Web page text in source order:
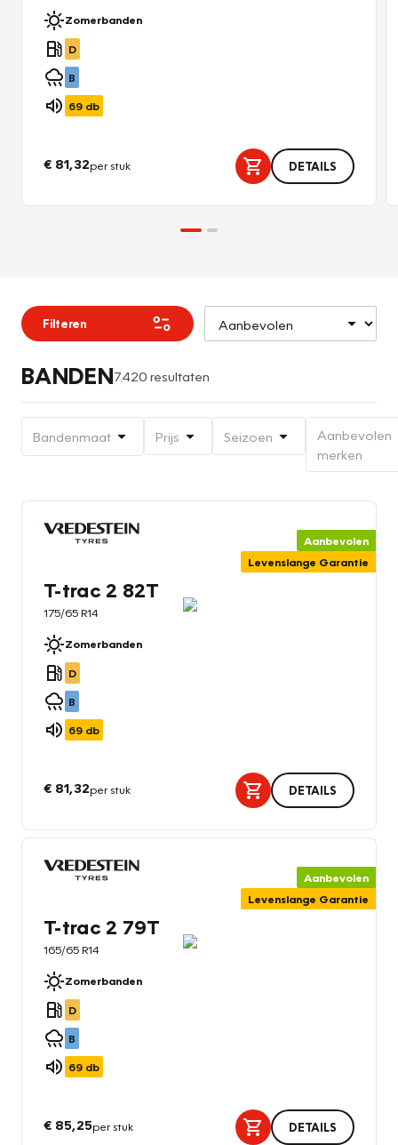
Zomerbanden
D
B
69 db
€ 81,32per stuk DETAILS
Filteren
BANDEN7.420 resultaten
Bandenmaat Prijs Seizoen
Aanbevolen
merken
Aanbevolen
Levenslange Garantie
T-trac 2 82T
175/65 R14
Zomerbanden
D
B
69 db
€ 81,32per stuk DETAILS
Aanbevolen
Levenslange Garantie
T-trac 2 79T
165/65 R14
Zomerbanden
D
B
69 db
€ 85,25per stuk DETAILS